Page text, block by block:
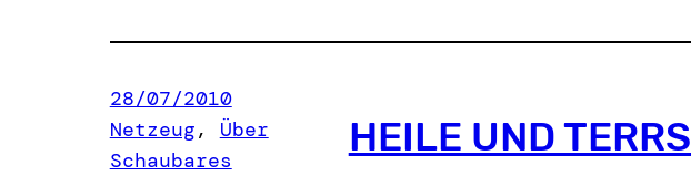
28/07/2010
Netzeug, Über
Schaubares
HEILE UND